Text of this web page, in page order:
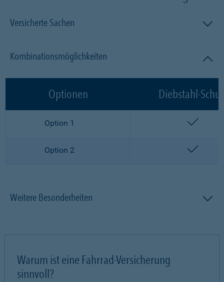
Versicherte Sachen
Kombinationsmöglichkeiten
Optionen Diebstahl-
Option 1
Option 2
Weitere Besonderheiten
Warum ist eine Fahrrad-Versicherung
sinnvoll?